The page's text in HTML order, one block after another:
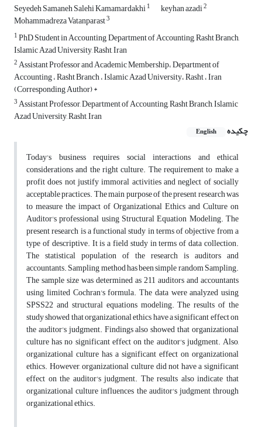
Seyedeh Samaneh Salehi Kamamardakhi1 keyhan azadi2
Mohammadreza Vatanparast3
1PhD Student in Accounting, Department of Accounting, Rasht Branch,
Islamic Azad University, Rasht, Iran
2Assistant Professor and Academic Membership، Department of
Accounting ، Rasht Branch ، Islamic Azad University، Rasht ، Iran
(Corresponding Author) *
3Assistant Professor, Department of Accounting, Rasht Branch, Islamic
Azad University, Rasht, Iran
چکیده
English
Today's business requires social interactions and ethical
considerations and the right culture. The requirement to make a
profit does not justify immoral activities and neglect of socially
acceptable practices. The main purpose of the present research was
to measure the impact of Organizational Ethics and Culture on
Auditor's professional using Structural Equation Modeling. The
present research is a functional study in terms of objective from a
type of descriptive. It is a field study in terms of data collection.
The statistical population of the research is auditors and
accountants. Sampling method has been simple random Sampling.
The sample size was determined as 211 auditors and accountants
using limited Cochran's formula. The data were analyzed using
SPSS22 and structural equations modeling. The results of the
study showed that organizational ethics have a significant effect on
the auditor's judgment. Findings also showed that organizational
culture has no significant effect on the auditor's judgment. Also,
organizational culture has a significant effect on organizational
ethics. However, organizational culture did not have a significant
effect on the auditor's judgment. The results also indicate that
organizational culture influences the auditor's judgment through
organizational ethics.